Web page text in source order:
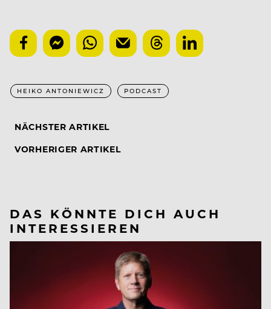
HEIKO ANTONIEWICZ PODCAST
NÄCHSTER ARTIKEL
VORHERIGER ARTIKEL
DAS KÖNNTE DICH AUCH
INTERESSIEREN